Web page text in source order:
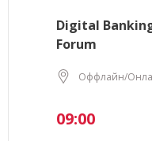
Digital
Forum
Оффлайн/
09:00